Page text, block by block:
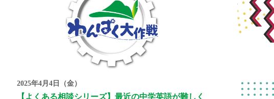
2025年4月4日（金）
【よくある相談シリーズ】最近の中学英語が難しく